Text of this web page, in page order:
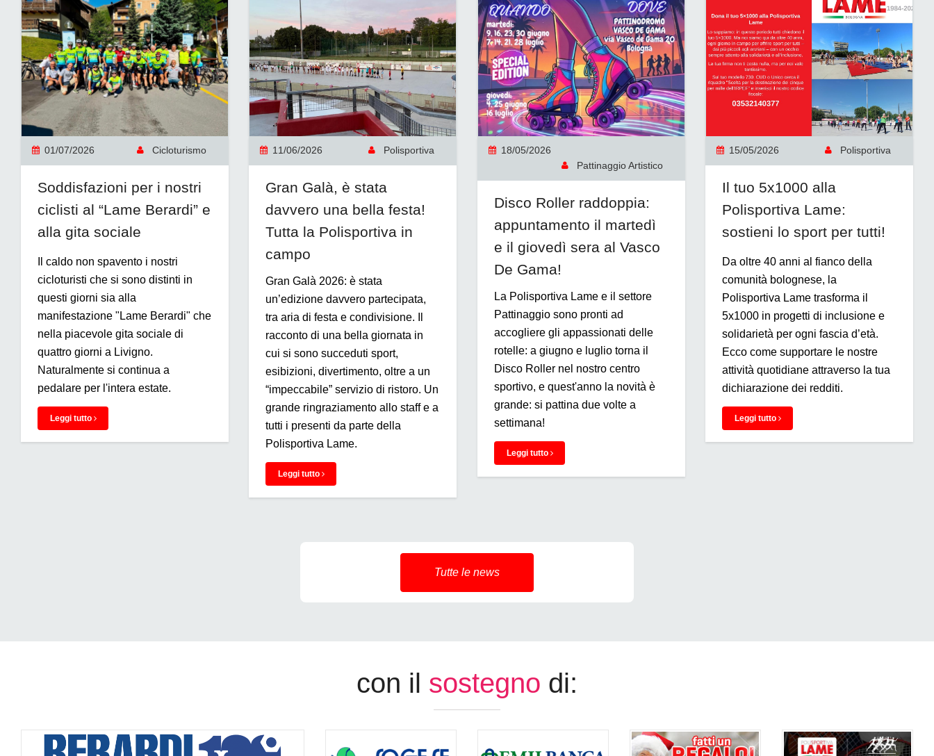
01/07/2026 Cicloturismo
Soddisfazioni per i nostri
ciclisti al “Lame Berardi” e
alla gita sociale
Il caldo non spavento i nostri
cicloturisti che si sono distinti in
questi giorni sia alla
manifestazione "Lame Berardi" che
nella piacevole gita sociale di
quattro giorni a Livigno.
Naturalmente si continua a
pedalare per l'intera estate.
Leggi tutto
11/06/2026 Polisportiva
Gran Galà, è stata
davvero una bella festa!
Tutta la Polisportiva in
campo
Gran Galà 2026: è stata
un’edizione davvero partecipata,
tra aria di festa e condivisione. Il
racconto di una bella giornata in
cui si sono succeduti sport,
esibizioni, divertimento, oltre a un
“impeccabile” servizio di ristoro. Un
grande ringraziamento allo staff e a
tutti i presenti da parte della
Polisportiva Lame.
Leggi tutto
18/05/2026
Pattinaggio Artistico
Disco Roller raddoppia:
appuntamento il martedì
e il giovedì sera al Vasco
De Gama!
La Polisportiva Lame e il settore
Pattinaggio sono pronti ad
accogliere gli appassionati delle
rotelle: a giugno e luglio torna il
Disco Roller nel nostro centro
sportivo, e quest'anno la novità è
grande: si pattina due volte a
settimana!
Leggi tutto
15/05/2026 Polisportiva
Il tuo 5x1000 alla
Polisportiva Lame:
sostieni lo sport per tutti!
Da oltre 40 anni al fianco della
comunità bolognese, la
Polisportiva Lame trasforma il
5x1000 in progetti di inclusione e
solidarietà per ogni fascia d’età.
Ecco come supportare le nostre
attività quotidiane attraverso la tua
dichiarazione dei redditi.
Leggi tutto
Tutte le news
con il sostegno di: